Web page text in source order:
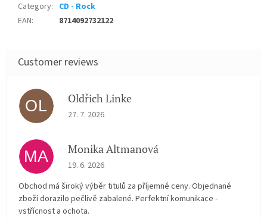
Category: CD - Rock
EAN: 8714092732122
OL Oldřich Linke
The store rating is 5 out of 5 stars.
27. 7. 2026
MA Monika Altmanová
The store rating is 5 out of 5 stars.
19. 6. 2026
Obchod má široký výběr titulů za příjemné ceny. Objednané
zboží dorazilo pečlivě zabalené. Perfektní komunikace -
vstřícnost a ochota.